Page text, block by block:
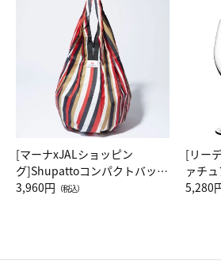
[マーナxJALショッピン
グ]Shupattoコンパクトバッグ
Drop JAL客室乗務員（LC）ス
3,960円 （税込）
[リー
ァチ
ト（レ
5,280